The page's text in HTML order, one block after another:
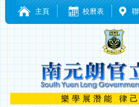
主頁 校曆表
樂學展潛能 律